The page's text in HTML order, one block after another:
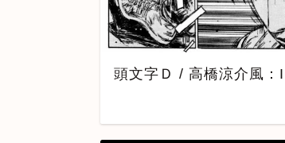
頭文字Ｄ / 高橋涼介風：